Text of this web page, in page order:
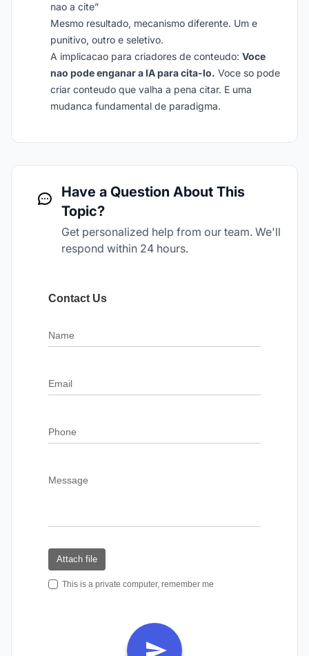
nao a cite”
Mesmo resultado, mecanismo diferente. Um e
punitivo, outro e seletivo.
A implicacao para criadores de conteudo: Voce
nao pode enganar a IA para cita-lo. Voce so pode
criar conteudo que valha a pena citar. E uma
mudanca fundamental de paradigma.
Have a Question About This
Topic?
Get personalized help from our team. We'll
respond within 24 hours.